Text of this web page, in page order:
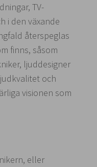
TV-
i den växande
återspeglas
finns, såsom
ljuddesigner
och
visionen som
eller